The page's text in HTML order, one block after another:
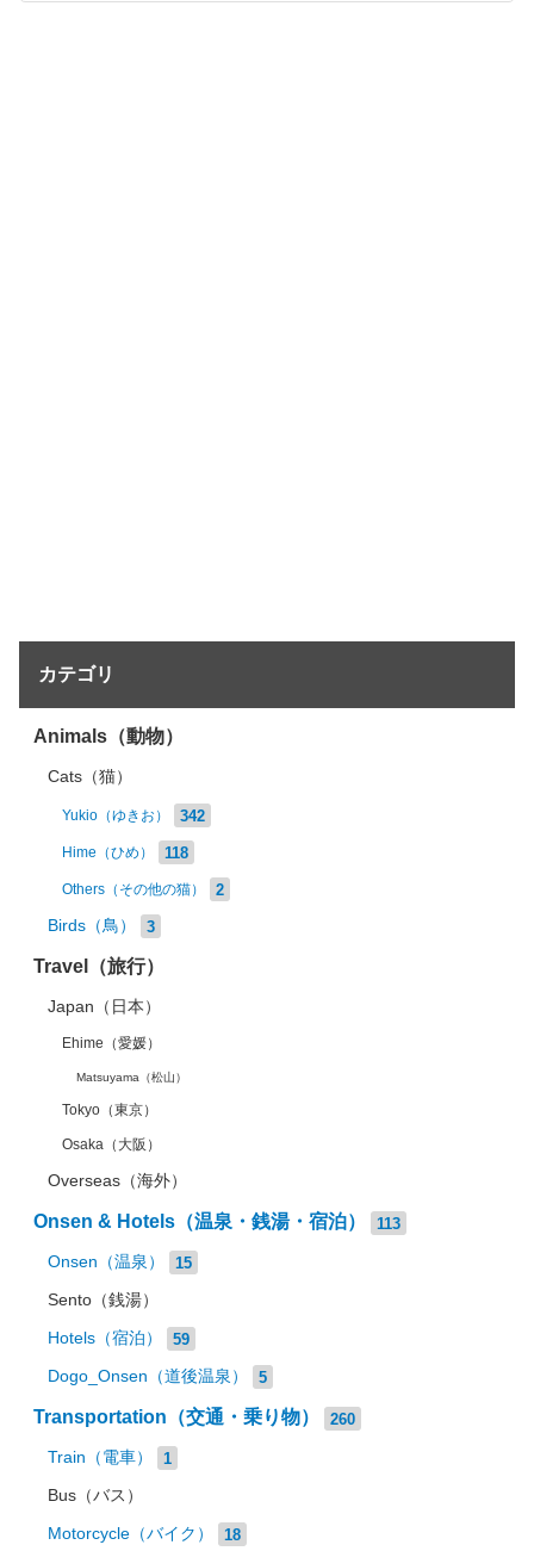
カテゴリ
Animals（動物）
Cats（猫）
Yukio（ゆきお） 342
Hime（ひめ） 118
Others（その他の猫） 2
Birds（鳥） 3
Travel（旅行）
Japan（日本）
Ehime（愛媛）
Matsuyama（松山）
Tokyo（東京）
Osaka（大阪）
Overseas（海外）
Onsen & Hotels（温泉・銭湯・宿泊） 113
Onsen（温泉） 15
Sento（銭湯）
Hotels（宿泊） 59
Dogo_Onsen（道後温泉） 5
Transportation（交通・乗り物） 260
Train（電車） 1
Bus（バス）
Motorcycle（バイク） 18